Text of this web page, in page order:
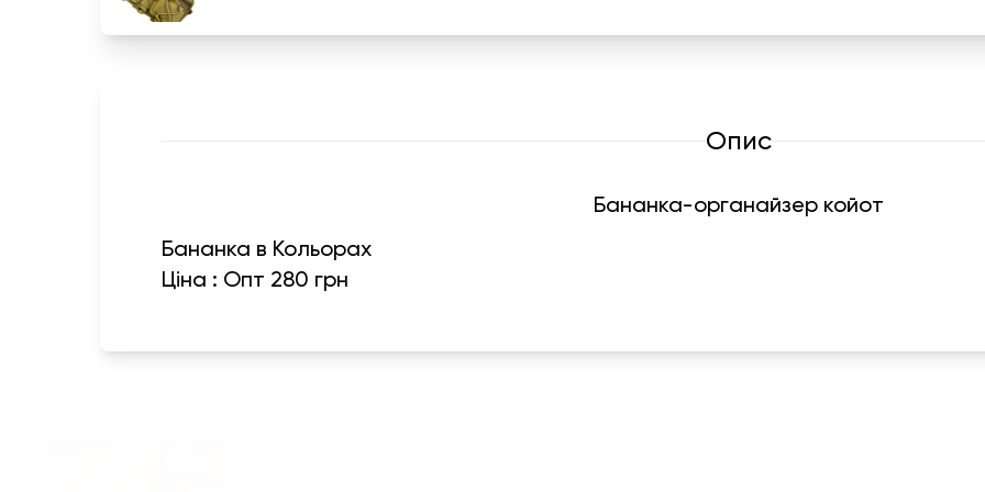
Опис
Бананка-органайзер койот
Бананка в Кольорах
Ціна : Опт 280 грн